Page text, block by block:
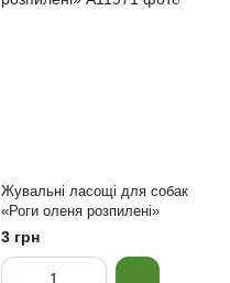
Жувальні ласощі для собак
«Роги оленя розпилені»
3 грн